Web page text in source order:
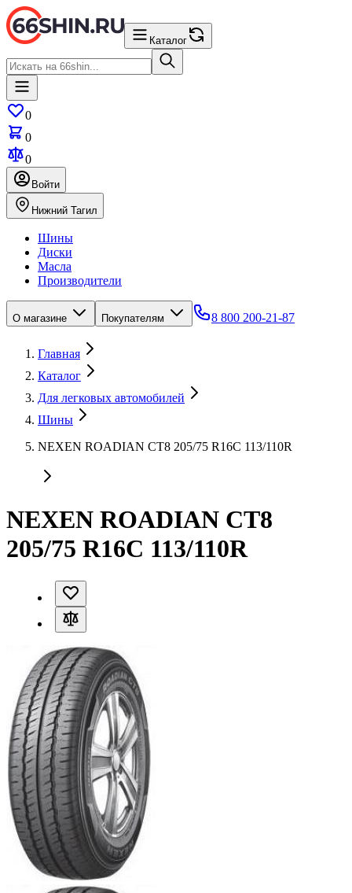
Каталог
0
0
0
Войти
Нижний Тагил
Шины
Диски
Масла
Производители
О магазине Покупателям 8 800 200-21-87
Главная
Каталог
Для легковых автомобилей
Шины
NEXEN ROADIAN CT8 205/75 R16C 113/110R
NEXEN ROADIAN CT8
205/75 R16C 113/110R